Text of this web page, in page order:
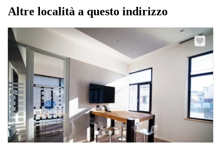
Altre località a questo indirizzo